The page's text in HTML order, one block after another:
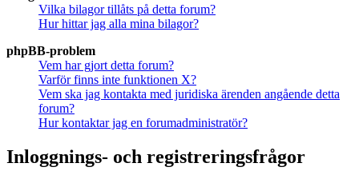
Vilka bilagor tillåts på detta forum?
Hur hittar jag alla mina bilagor?
phpBB-problem
Vem har gjort detta forum?
Varför finns inte funktionen X?
Vem ska jag kontakta med juridiska ärenden angående detta
forum?
Hur kontaktar jag en forumadministratör?
Inloggnings- och registreringsfrågor